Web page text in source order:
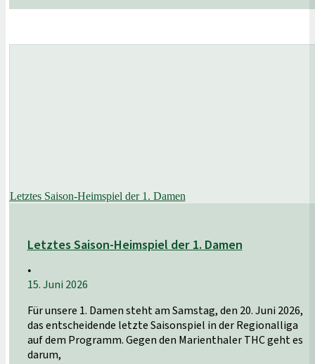
Letztes Saison-Heimspiel der 1. Damen
Letztes Saison-Heimspiel der 1. Damen
•
15. Juni 2026
Für unsere 1. Damen steht am Samstag, den 20. Juni 2026,
das entscheidende letzte Saisonspiel in der Regionalliga
auf dem Programm. Gegen den Marienthaler THC geht es
darum,